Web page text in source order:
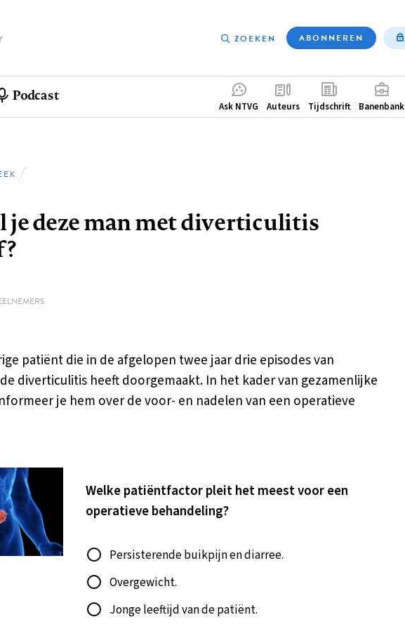
ZOEKEN ABONNEREN
Podcast
Complementair
Ask NTVG Auteurs Tijdschrift Banenbank
je deze man met diverticulitis
patiënt die in de afgelopen twee jaar drie episodes van
diverticulitis heeft doorgemaakt. In het kader van gezamenlijke
je hem over de voor- en nadelen van een operatieve
Welke patiëntfactor pleit het meest voor een
operatieve behandeling?
Antwoord
Persisterende buikpijn en diarree.
Overgewicht.
Jonge leeftijd van de patiënt.